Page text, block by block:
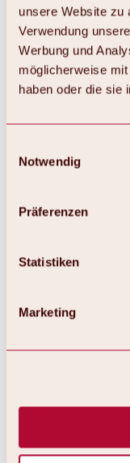
unsere Website zu
Verwendung
Werbung und
möglicherweise
haben oder die sie
Notwendig
Präferenzen
Statistiken
Marketing